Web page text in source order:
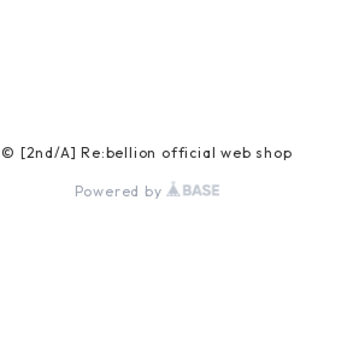
© [2nd/A] Re:bellion official web shop
Powered by